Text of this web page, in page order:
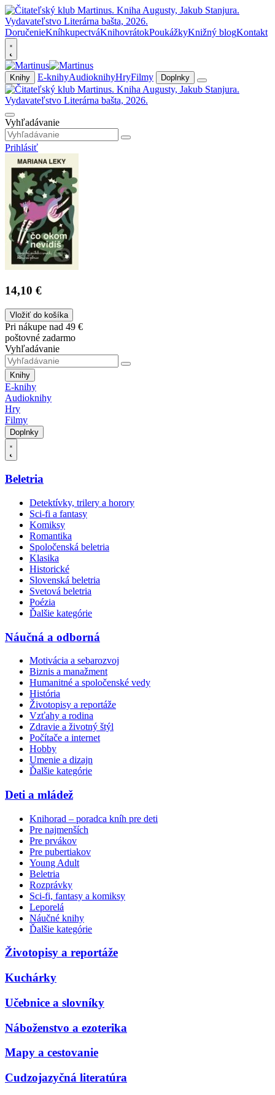
DoručenieKníhkupectváKnihovrátokPoukážkyKnižný blogKontakt
Knihy E-knihyAudioknihyHryFilmy Doplnky
Vyhľadávanie
Prihlásiť
14,10 €
Vložiť do košíka
Pri nákupe nad 49 €
poštovné zadarmo
Vyhľadávanie
Knihy
E-knihy
Audioknihy
Hry
Filmy
Doplnky
Beletria
Detektívky, trilery a horory
Sci-fi a fantasy
Komiksy
Romantika
Spoločenská beletria
Klasika
Historické
Slovenská beletria
Svetová beletria
Poézia
Ďalšie kategórie
Náučná a odborná
Motivácia a sebarozvoj
Biznis a manažment
Humanitné a spoločenské vedy
História
Životopisy a reportáže
Vzťahy a rodina
Zdravie a životný štýl
Počítače a internet
Hobby
Umenie a dizajn
Ďalšie kategórie
Deti a mládež
Knihorad – poradca kníh pre deti
Pre najmenších
Pre prvákov
Pre pubertiakov
Young Adult
Beletria
Rozprávky
Sci-fi, fantasy a komiksy
Leporelá
Náučné knihy
Ďalšie kategórie
Životopisy a reportáže
Kuchárky
Učebnice a slovníky
Náboženstvo a ezoterika
Mapy a cestovanie
Cudzojazyčná literatúra